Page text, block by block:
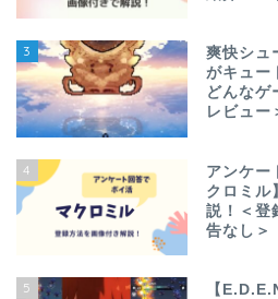
3
爽快シュ
がキュー
どんなゲ
レビュー
4
アンケー
クロミル
説！＜登
告なし＞
5
【